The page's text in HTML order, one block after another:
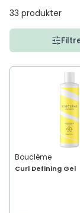
33 produkter
Bouclème
Curl Defining Gel